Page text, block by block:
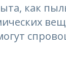
как